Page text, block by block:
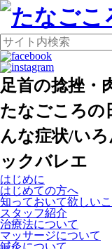
足首の捻挫・
たなごころの
んな症状/い
ックバレエ
はじめに
はじめての方へ
知っておいて欲しい
スタッフ紹介
治療法について
マッサージについて